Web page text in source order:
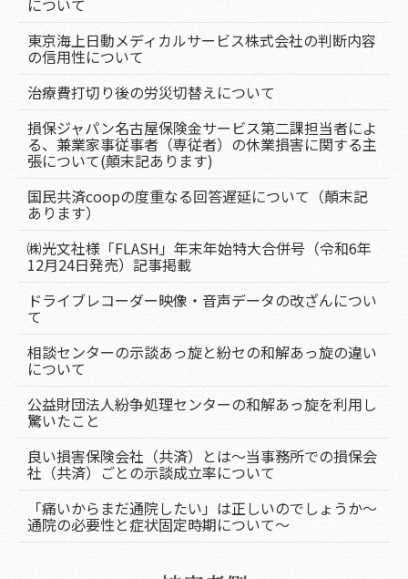
について
東京海上日動メディカルサービス株式会社の判断内容
の信用性について
治療費打切り後の労災切替えについて
損保ジャパン名古屋保険金サービス第二課担当者によ
る、兼業家事従事者（専従者）の休業損害に関する主
張について(顛末記あります)
国民共済coopの度重なる回答遅延について（顛末記
あります）
㈱光文社様「FLASH」年末年始特大合併号（令和6年
12月24日発売）記事掲載
ドライブレコーダー映像・音声データの改ざんについ
て
相談センターの示談あっ旋と紛セの和解あっ旋の違い
について
公益財団法人紛争処理センターの和解あっ旋を利用し
驚いたこと
良い損害保険会社（共済）とは～当事務所での損保会
社（共済）ごとの示談成立率について
「痛いからまだ通院したい」は正しいのでしょうか～
通院の必要性と症状固定時期について～